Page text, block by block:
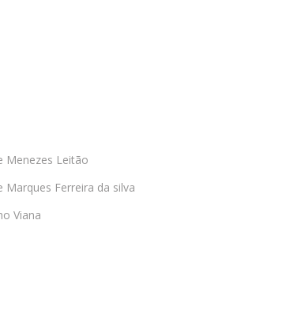
Menezes Leitão
Marques Ferreira da silva
Viana